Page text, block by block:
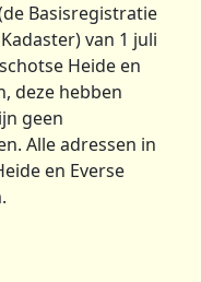
Basisregistratie
van 1 juli
Heide en
deze hebben
geen
Alle adressen in
en Everse